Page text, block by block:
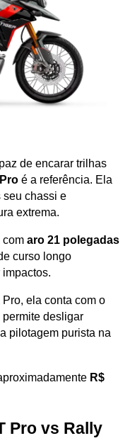
de encarar trilhas
é a referência. Ela
seu chassi e
extrema.
com aro 21 polegadas
curso longo
ela conta com o
permite desligar
pilotagem purista na
R$
Pro vs Rally